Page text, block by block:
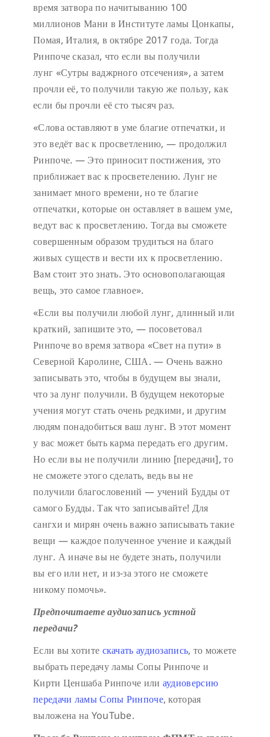
время затвора по начитыванию 100
миллионов Мани в Институте ламы Цонкапы,
Помая, Италия, в октябре 2017 года. Тогда
Ринпоче сказал, что если вы получили
лунг «Сутры ваджрного отсечения», а затем
прочли её, то получили такую же пользу, как
если бы прочли её сто тысяч раз.
«Слова оставляют в уме благие отпечатки, и
это ведёт вас к просветлению, — продолжил
Ринпоче. — Это приносит постижения, это
приближает вас к просветелению. Лунг не
занимает много времени, но те благие
отпечатки, которые он оставляет в вашем уме,
ведут вас к просветлению. Тогда вы сможете
совершенным образом трудиться на благо
живых существ и вести их к просветлению.
Вам стоит это знать. Это основополагающая
вещь, это самое главное».
«Если вы получили любой лунг, длинный или
краткий, запишите это, — посоветовал
Ринпоче во время затвора «Свет на пути» в
Северной Каролине, США. — Очень важно
записывать это, чтобы в будущем вы знали,
что за лунг получили. В будущем некоторые
учения могут стать очень редкими, и другим
людям понадобиться ваш лунг. В этот момент
у вас может быть карма передать его другим.
Но если вы не получили линию [передачи], то
не сможете этого сделать, ведь вы не
получили благословений — учений Будды от
самого Будды. Так что записывайте! Для
сангхи и мирян очень важно записывать такие
вещи — каждое полученное учение и каждый
лунг. А иначе вы не будете знать, получили
вы его или нет, и из-за этого не сможете
никому помочь».
Предпочитаете аудиозапись устной
передачи?
Если вы хотите скачать аудиозапись, то можете
выбрать передачу ламы Сопы Ринпоче и
Кирти Ценшаба Ринпоче или аудиоверсию
передачи ламы Сопы Ринпоче, которая
выложена на YouTube.